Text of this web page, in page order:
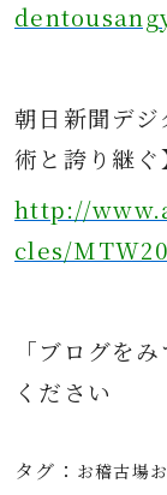
朝日新聞デ
術と誇り継ぐ
http://
cles/
「ブログを
ください
タグ： お稽古場